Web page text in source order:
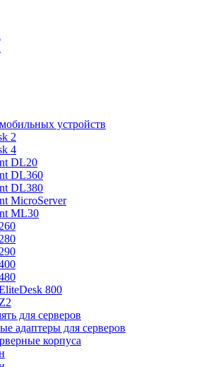
устройств
2
4
DL20
DL360
DL380
MicroServer
ML30
800
для серверов
адаптеры для серверов
корпуса